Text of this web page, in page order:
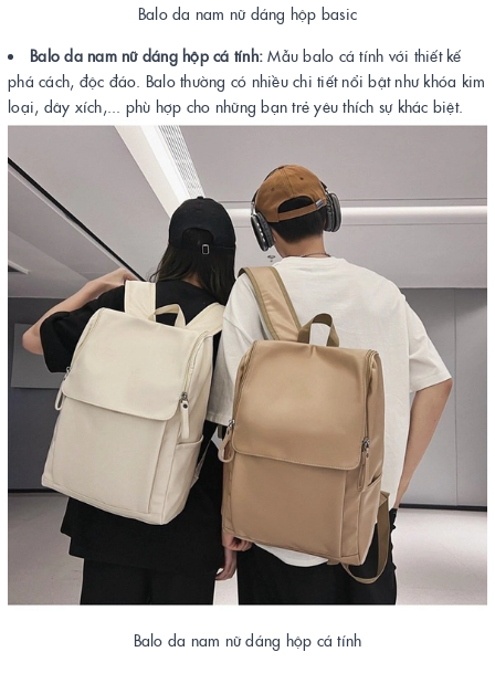
Balo da nam nữ dáng hộp basic
Balo da nam nữ dáng hộp cá tính: Mẫu balo cá tính với thiết kế
phá cách, độc đáo. Balo thường có nhiều chi tiết nổi bật như khóa kim
loại, dây xích,... phù hợp cho những bạn trẻ yêu thích sự khác biệt.
Balo da nam nữ dáng hộp cá tính